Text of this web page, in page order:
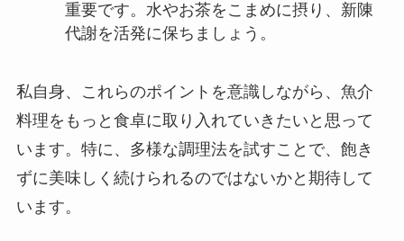
重要です。水やお茶をこまめに摂り、新陳
代謝を活発に保ちましょう。
私自身、これらのポイントを意識しながら、魚介
料理をもっと食卓に取り入れていきたいと思って
います。特に、多様な調理法を試すことで、飽き
ずに美味しく続けられるのではないかと期待して
います。